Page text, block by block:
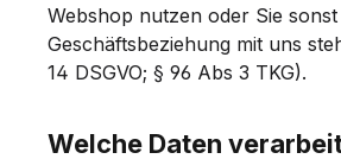
Webshop nutzen oder Sie
Geschäftsbeziehung mit uns
14 DSGVO; § 96 Abs 3 TKG).
Welche Daten